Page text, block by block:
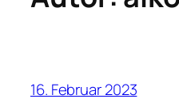
16. Februar 2023